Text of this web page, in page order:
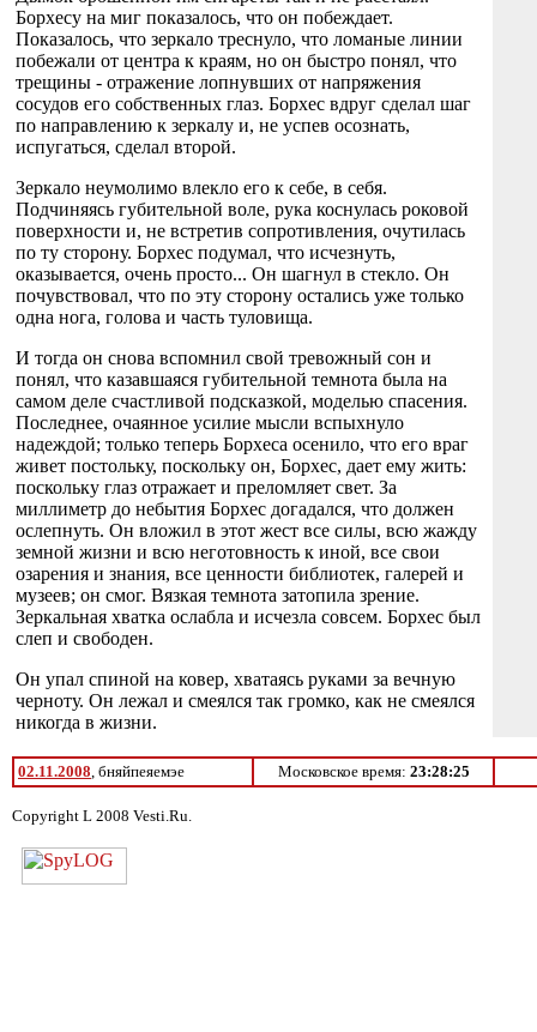
Борхесу на миг показалось, что он побеждает.
Показалось, что зеркало треснуло, что ломаные линии
побежали от центра к краям, но он быстро понял, что
трещины - отражение лопнувших от напряжения
сосудов его собственных глаз. Борхес вдруг сделал шаг
по направлению к зеркалу и, не успев осознать,
испугаться, сделал второй.
Зеркало неумолимо влекло его к себе, в себя.
Подчиняясь губительной воле, рука коснулась роковой
поверхности и, не встретив сопротивления, очутилась
по ту сторону. Борхес подумал, что исчезнуть,
оказывается, очень просто... Он шагнул в стекло. Он
почувствовал, что по эту сторону остались уже только
одна нога, голова и часть туловища.
И тогда он снова вспомнил свой тревожный сон и
понял, что казавшаяся губительной темнота была на
самом деле счастливой подсказкой, моделью спасения.
Последнее, очаянное усилие мысли вспыхнуло
надеждой; только теперь Борхеса осенило, что его враг
живет постольку, поскольку он, Борхес, дает ему жить:
поскольку глаз отражает и преломляет свет. За
миллиметр до небытия Борхес догадался, что должен
ослепнуть. Он вложил в этот жест все силы, всю жажду
земной жизни и всю неготовность к иной, все свои
озарения и знания, все ценности библиотек, галерей и
музеев; он смог. Вязкая темнота затопила зрение.
Зеркальная хватка ослабла и исчезла совсем. Борхес был
слеп и свободен.
Он упал спиной на ковер, хватаясь руками за вечную
черноту. Он лежал и смеялся так громко, как не смеялся
никогда в жизни.
02.11.2008, бняйпеяемэе Московское время: 23:28:25
Copyright L 2008 Vesti.Ru.